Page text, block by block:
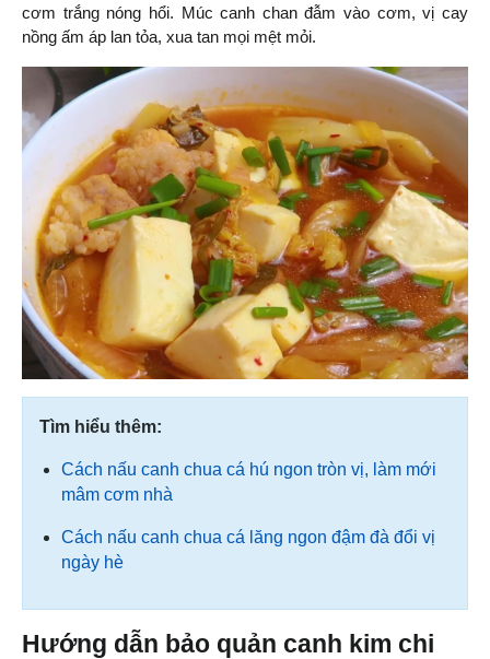
cơm trắng nóng hổi. Múc canh chan đẫm vào cơm, vị cay
nồng ấm áp lan tỏa, xua tan mọi mệt mỏi.
Tìm hiểu thêm:
Cách nấu canh chua cá hú ngon tròn vị, làm mới
mâm cơm nhà
Cách nấu canh chua cá lăng ngon đậm đà đổi vị
ngày hè
Hướng dẫn bảo quản canh kim chi